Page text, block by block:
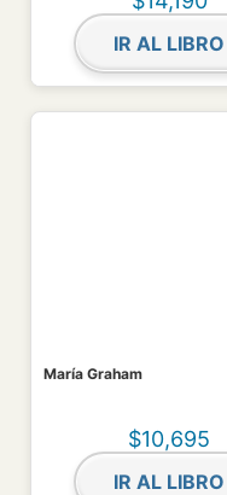
IR AL LIBRO
María Graham
$10,695
IR AL LIBRO